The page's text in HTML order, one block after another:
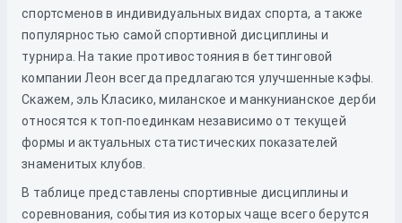
спортсменов в индивидуальных видах спорта, а также
популярностью самой спортивной дисциплины и
турнира. На такие противостояния в беттинговой
компании Леон всегда предлагаются улучшенные кэфы.
Скажем, эль Класико, миланское и манкунианское дерби
относятся к топ-поединкам независимо от текущей
формы и актуальных статистических показателей
знаменитых клубов.
В таблице представлены спортивные дисциплины и
соревнования, события из которых чаще всего берутся